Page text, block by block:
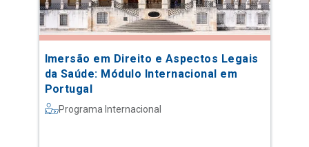
Imersão em Direito e Aspectos Legais
da Saúde: Módulo Internacional em
Portugal
Programa Internacional